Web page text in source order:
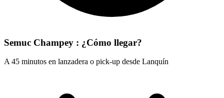
Semuc Champey : ¿Cómo llegar?
A 45 minutos en lanzadera o pick-up desde Lanquín